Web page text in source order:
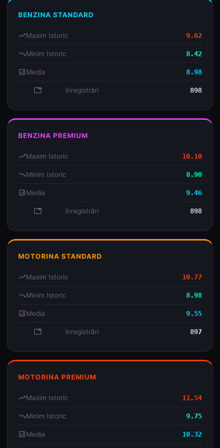
BENZINA STANDARD
trending_upMaxim Istoric 9.62
trending_downMinim Istoric 8.42
analyticsMedia 8.98
database înregistrări 898
BENZINA PREMIUM
trending_upMaxim Istoric 10.10
trending_downMinim Istoric 8.90
analyticsMedia 9.46
database înregistrări 898
MOTORINA STANDARD
trending_upMaxim Istoric 10.77
trending_downMinim Istoric 8.98
analyticsMedia 9.55
database înregistrări 897
MOTORINA PREMIUM
trending_upMaxim Istoric 11.54
trending_downMinim Istoric 9.75
analyticsMedia 10.32